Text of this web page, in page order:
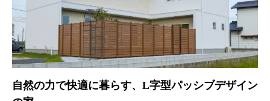
自然の力で快適に暮らす、L字型パッシブデザイン